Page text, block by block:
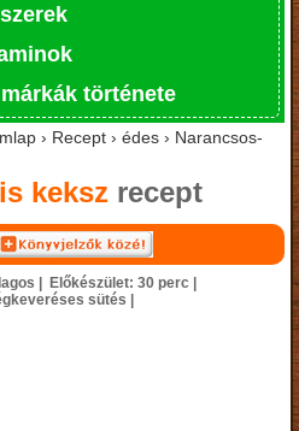
története
› Recept › édes › Narancsos-
keksz recept
| Előkészület: 30 perc |
sütés |